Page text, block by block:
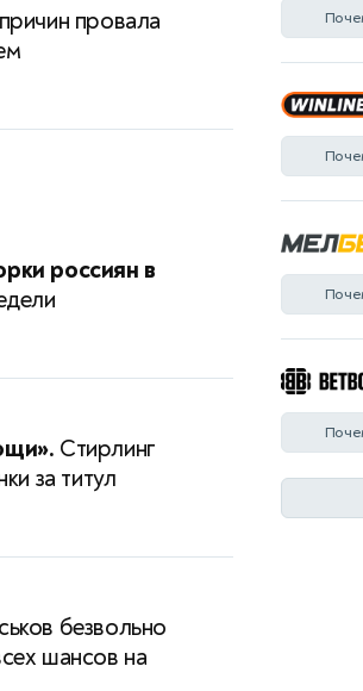
провала
россиян в
Стирлинг
за титул
безвольно
шансов на